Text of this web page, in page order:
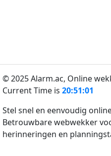
© 2025 Alarm.ac, Online
Current Time is 20:51:01
Stel snel en eenvoudig
Betrouwbare webwekker
herinneringen en